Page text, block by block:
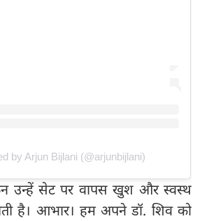
by Arjun Bijlani (@arjunbijlani)
उन्हें सेट पर वापस खुश और स्वस्थ
है। आभार। हम अपने डॉ. शिव को